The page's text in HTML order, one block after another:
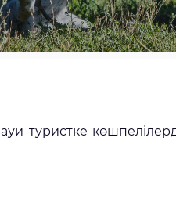
туристке